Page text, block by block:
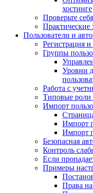
хостинге
Проверьте себя
Практические
Пользователи и
Регистрация и
Группы
Уровни
Работа с
Типовые роли
Импорт
Импорт
Импорт
Безопасная
Контроль
Если
Примеры
Права на